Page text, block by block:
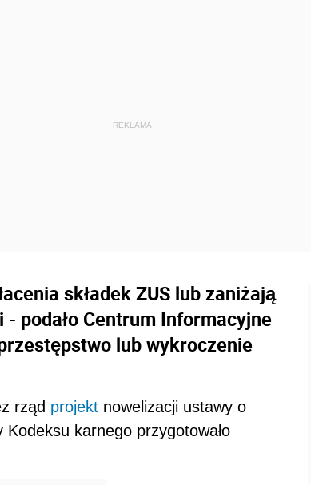
składek ZUS lub zaniżają
podało Centrum Informacyjne
lub wykroczenie
rząd projekt nowelizacji ustawy o
karnego przygotowało